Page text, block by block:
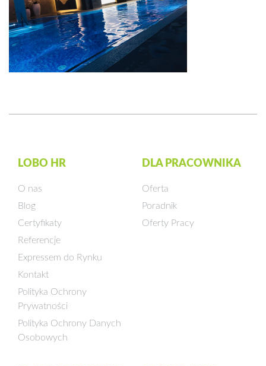
LOBO HR
O nas
Blog
Certyfikaty
Referencje
Expressem do Rynku
Kontakt
Polityka Ochrony
Prywatności
Polityka Ochrony Danych
Osobowych
DLA PRACOWNIKA
Oferta
Poradnik
Oferty Pracy